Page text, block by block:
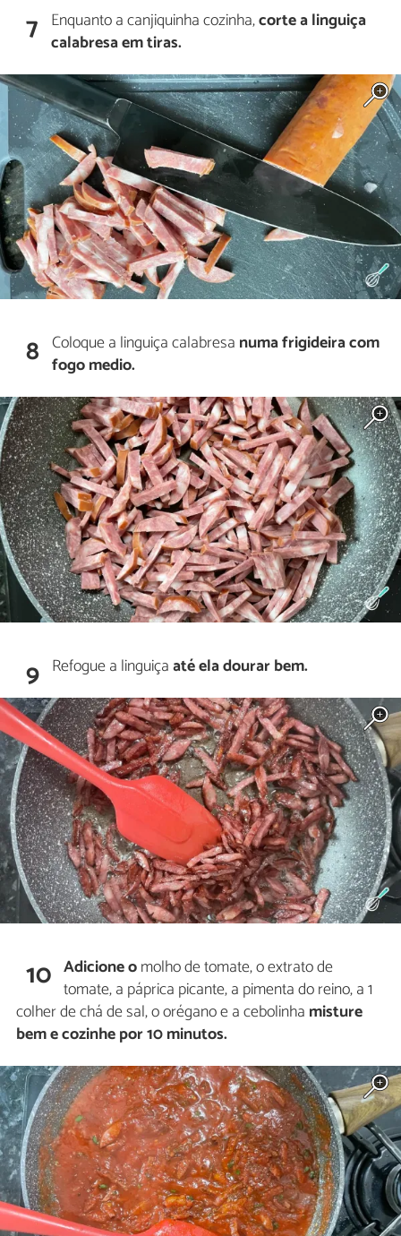
7 Enquanto a canjiquinha cozinha,corte a linguiça
calabresa em tiras.
8 Coloque a linguiça calabresa numa frigideira com
fogo medio.
9 Refogue a linguiçaaté ela dourar bem.
10 Adicione omolho de tomate, o extrato de
tomate, a páprica picante, a pimenta do reino, a 1
colher de chá de sal, o orégano e a cebolinha misture
bem e cozinhe por 10 minutos.